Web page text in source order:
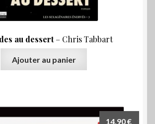
au dessert– Chris Tabbart
Ajouter au panier
14,90€